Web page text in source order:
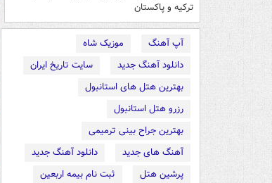
ترکیه و پاکستان
آپ آهنگ
موزیک شاه
دانلود آهنگ جدید
سایت تاریخ ایران
بهترین هتل های استانبول
رزرو هتل استانبول
بهترین جراح بینی ترمیمی
آهنگ های جدید
دانلود آهنگ جدید
پرشین هتل
ثبت نام بیمه اربعین